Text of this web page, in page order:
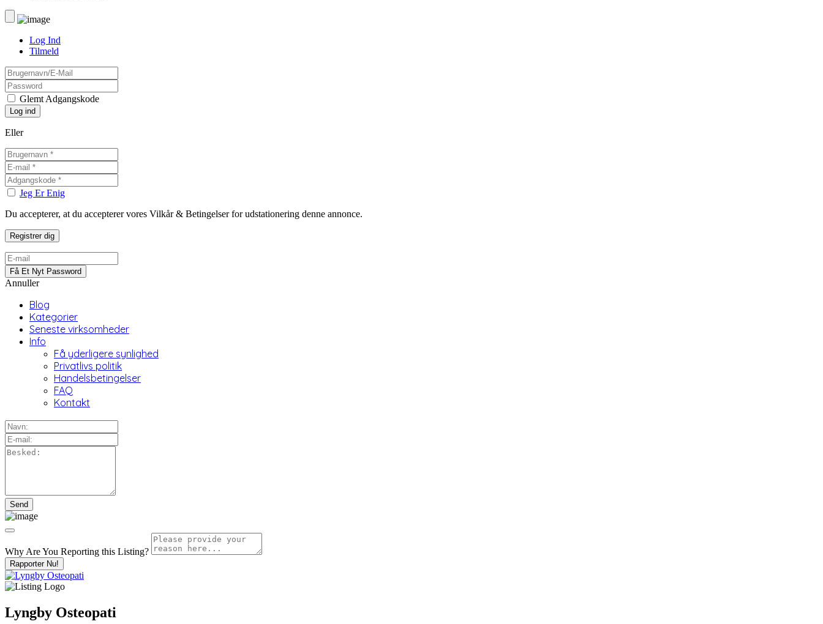
Log Ind
Tilmeld
Glemt Adgangskode
Eller
Jeg Er Enig
Du accepterer, at du accepterer vores Vilkår & Betingelser for udstationering denne annonce.
Annuller
Blog
Kategorier
Seneste virksomheder
Info
Få yderligere synlighed
Privatlivs politik
Handelsbetingelser
FAQ
Kontakt
Why Are You Reporting this Listing?
Rapporter Nu!
Lyngby Osteopati